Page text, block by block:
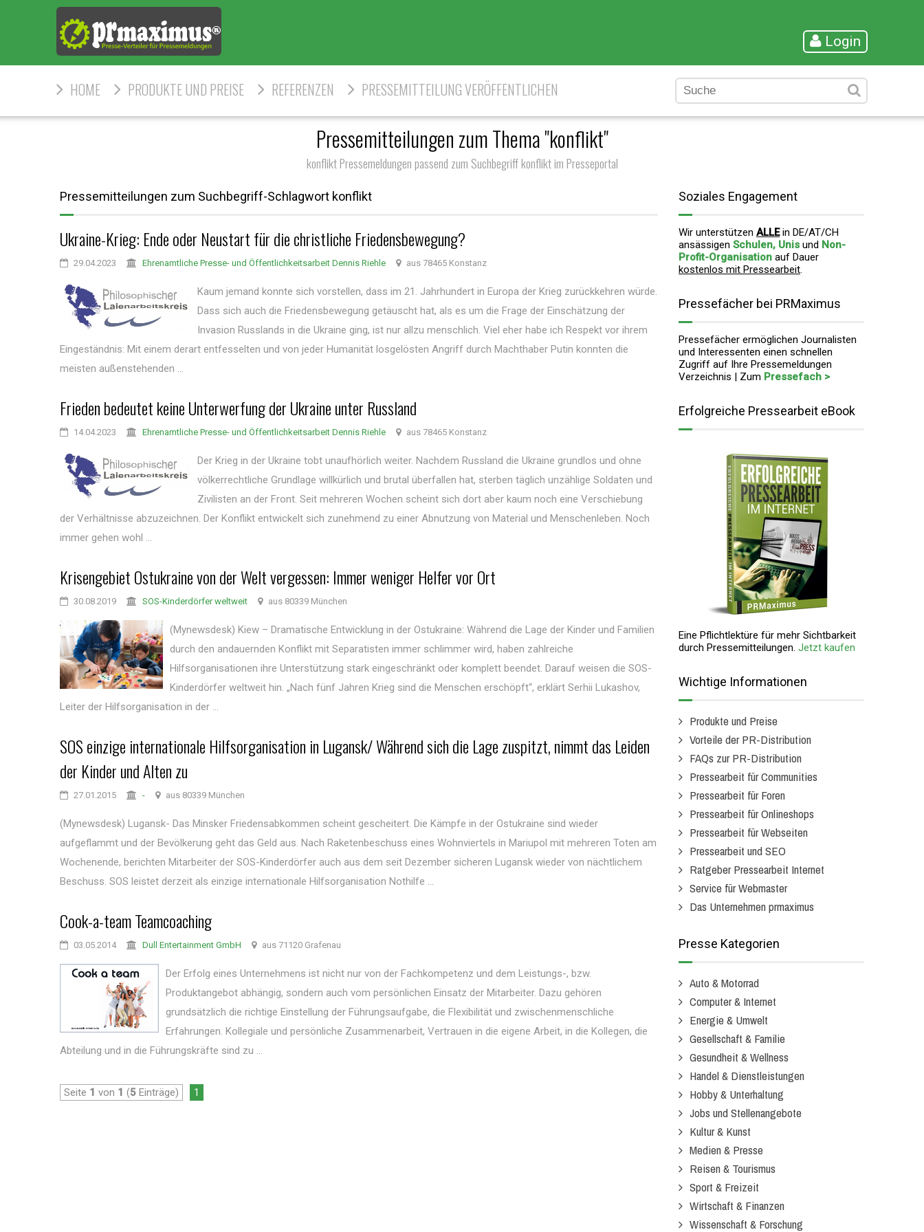
Login
HOME PRODUKTE UND PREISE REFERENZEN PRESSEMITTEILUNG VERÖFFENTLICHEN
Pressemitteilungen zum Thema "konflikt"
konflikt Pressemeldungen passend zum Suchbegriff konflikt im Presseportal
Pressemitteilungen zum Suchbegriff-Schlagwort konflikt
Ukraine-Krieg: Ende oder Neustart für die christliche Friedensbewegung?
29.04.2023 Ehrenamtliche Presse- und Öffentlichkeitsarbeit Dennis Riehle aus 78465 Konstanz
Kaum jemand konnte sich vorstellen, dass im 21. Jahrhundert in Europa der Krieg zurückkehren würde.
Dass sich auch die Friedensbewegung getäuscht hat, als es um die Frage der Einschätzung der
Invasion Russlands in die Ukraine ging, ist nur allzu menschlich. Viel eher habe ich Respekt vor ihrem
Eingeständnis: Mit einem derart entfesselten und von jeder Humanität losgelösten Angriff durch Machthaber Putin konnten die
meisten außenstehenden ...
Frieden bedeutet keine Unterwerfung der Ukraine unter Russland
14.04.2023 Ehrenamtliche Presse- und Öffentlichkeitsarbeit Dennis Riehle aus 78465 Konstanz
Der Krieg in der Ukraine tobt unaufhörlich weiter. Nachdem Russland die Ukraine grundlos und ohne
völkerrechtliche Grundlage willkürlich und brutal überfallen hat, sterben täglich unzählige Soldaten und
Zivilisten an der Front. Seit mehreren Wochen scheint sich dort aber kaum noch eine Verschiebung
der Verhältnisse abzuzeichnen. Der Konflikt entwickelt sich zunehmend zu einer Abnutzung von Material und Menschenleben. Noch
immer gehen wohl ...
Krisengebiet Ostukraine von der Welt vergessen: Immer weniger Helfer vor Ort
30.08.2019 SOS-Kinderdörfer weltweit aus 80339 München
(Mynewsdesk) Kiew – Dramatische Entwicklung in der Ostukraine: Während die Lage der Kinder und Familien
durch den andauernden Konflikt mit Separatisten immer schlimmer wird, haben zahlreiche
Hilfsorganisationen ihre Unterstützung stark eingeschränkt oder komplett beendet. Darauf weisen die SOS-
Kinderdörfer weltweit hin. „Nach fünf Jahren Krieg sind die Menschen erschöpft“, erklärt Serhii Lukashov,
Leiter der Hilfsorganisation in der ...
SOS einzige internationale Hilfsorganisation in Lugansk/ Während sich die Lage zuspitzt, nimmt das Leiden
der Kinder und Alten zu
27.01.2015 - aus 80339 München
(Mynewsdesk) Lugansk- Das Minsker Friedensabkommen scheint gescheitert. Die Kämpfe in der Ostukraine sind wieder
aufgeflammt und der Bevölkerung geht das Geld aus. Nach Raketenbeschuss eines Wohnviertels in Mariupol mit mehreren Toten am
Wochenende, berichten Mitarbeiter der SOS-Kinderdörfer auch aus dem seit Dezember sicheren Lugansk wieder von nächtlichem
Beschuss. SOS leistet derzeit als einzige internationale Hilfsorganisation Nothilfe ...
Cook-a-team Teamcoaching
03.05.2014 Dull Entertainment GmbH aus 71120 Grafenau
Der Erfolg eines Unternehmens ist nicht nur von der Fachkompetenz und dem Leistungs-, bzw.
Produktangebot abhängig, sondern auch vom persönlichen Einsatz der Mitarbeiter. Dazu gehören
grundsätzlich die richtige Einstellung der Führungsaufgabe, die Flexibilität und zwischenmenschliche
Erfahrungen. Kollegiale und persönliche Zusammenarbeit, Vertrauen in die eigene Arbeit, in die Kollegen, die
Abteilung und in die Führungskräfte sind zu ...
Seite 1 von 1 (5 Einträge) 1
Soziales Engagement
Wir unterstützen ALLEin DE/AT/CH
ansässigen Schulen, Unis und Non-
Profit-Organisation auf Dauer
kostenlos mit Pressearbeit.
Pressefächer bei PRMaximus
Pressefächer ermöglichen Journalisten
und Interessenten einen schnellen
Zugriff auf Ihre Pressemeldungen
Verzeichnis | Zum Pressefach >
Erfolgreiche Pressearbeit eBook
Eine Pflichtlektüre für mehr Sichtbarkeit
durch Pressemitteilungen. Jetzt kaufen
Wichtige Informationen
Produkte und Preise
Vorteile der PR-Distribution
FAQs zur PR-Distribution
Pressearbeit für Communities
Pressearbeit für Foren
Pressearbeit für Onlineshops
Pressearbeit für Webseiten
Pressearbeit und SEO
Ratgeber Pressearbeit Internet
Service für Webmaster
Das Unternehmen prmaximus
Presse Kategorien
Auto & Motorrad
Computer & Internet
Energie & Umwelt
Gesellschaft & Familie
Gesundheit & Wellness
Handel & Dienstleistungen
Hobby & Unterhaltung
Jobs und Stellenangebote
Kultur & Kunst
Medien & Presse
Reisen & Tourismus
Sport & Freizeit
Wirtschaft & Finanzen
Wissenschaft & Forschung